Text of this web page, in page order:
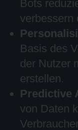
Bots
verbessern
Basis des
der Nutzer
erstellen.
Predictive
von Daten